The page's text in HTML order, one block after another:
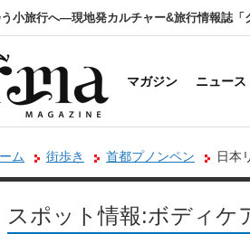
小旅行へ―現地発カルチャー&旅行情報誌「
マガジン ニュース
ム 街歩き 首都プノンペン 日本
スポット情報:ボディケ